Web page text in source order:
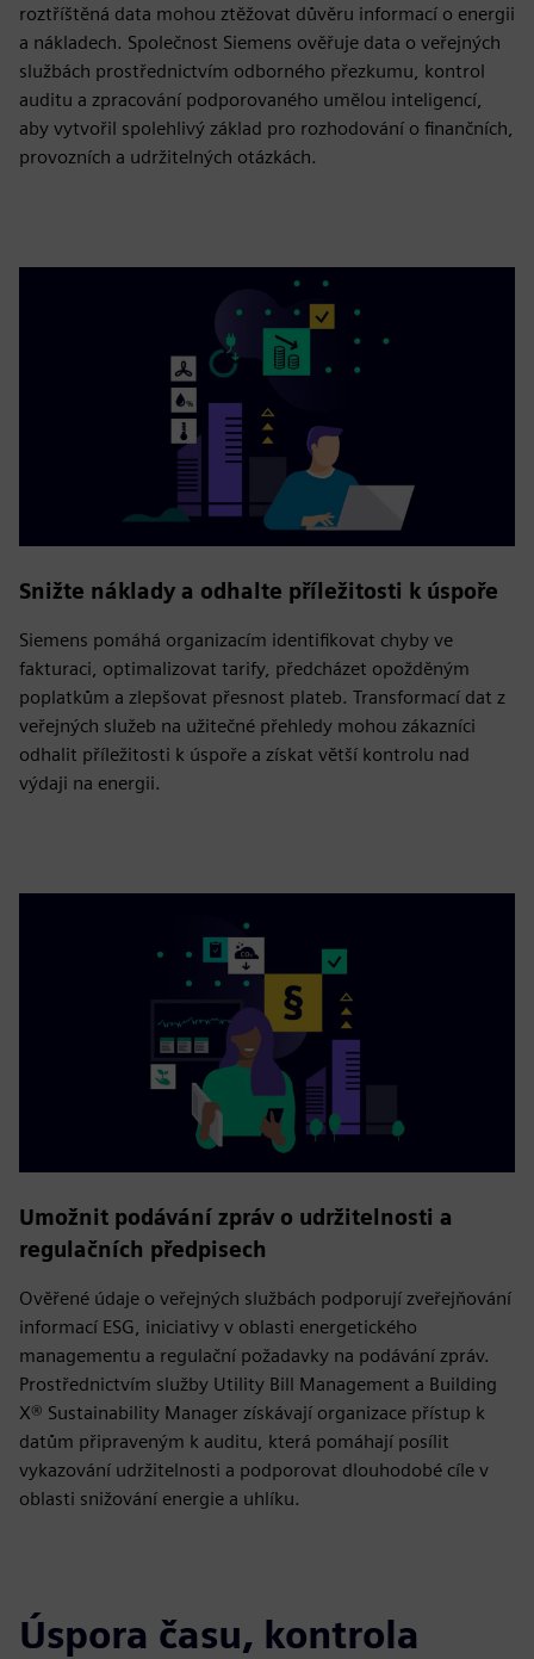
roztříštěná data mohou ztěžovat důvěru informací o energii
a nákladech. Společnost Siemens ověřuje data o veřejných
službách prostřednictvím odborného přezkumu, kontrol
auditu a zpracování podporovaného umělou inteligencí,
aby vytvořil spolehlivý základ pro rozhodování o finančních,
provozních a udržitelných otázkách.
Snižte náklady a odhalte příležitosti k úspoře
Siemens pomáhá organizacím identifikovat chyby ve
fakturaci, optimalizovat tarify, předcházet opožděným
poplatkům a zlepšovat přesnost plateb. Transformací dat z
veřejných služeb na užitečné přehledy mohou zákazníci
odhalit příležitosti k úspoře a získat větší kontrolu nad
výdaji na energii.
Umožnit podávání zpráv o udržitelnosti a
regulačních předpisech
Ověřené údaje o veřejných službách podporují zveřejňování
informací ESG, iniciativy v oblasti energetického
managementu a regulační požadavky na podávání zpráv.
Prostřednictvím služby Utility Bill Management a Building
X® Sustainability Manager získávají organizace přístup k
datům připraveným k auditu, která pomáhají posílit
vykazování udržitelnosti a podporovat dlouhodobé cíle v
oblasti snižování energie a uhlíku.
Úspora času, kontrola